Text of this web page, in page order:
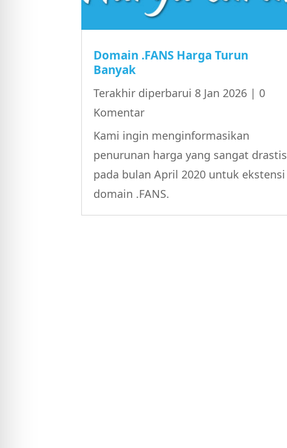
Domain .FANS Harga Turun
Banyak
Terakhir diperbarui 8 Jan 2026 | 0
Komentar
Kami ingin menginformasikan
penurunan harga yang sangat drastis
pada bulan April 2020 untuk ekstensi
domain .FANS.